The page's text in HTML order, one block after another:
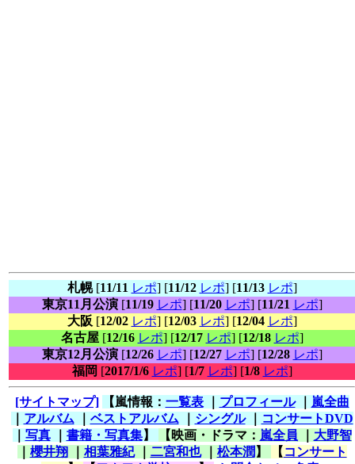
札幌[11/11 レポ] [11/12 レポ] [11/13 レポ]
東京11月公演[11/19 レポ] [11/20 レポ] [11/21 レポ]
大阪 [12/02 レポ] [12/03 レポ] [12/04 レポ]
名古屋[12/16 レポ] [12/17 レポ] [12/18 レポ]
東京12月公演[12/26 レポ] [12/27 レポ] [12/28 レポ]
福岡 [2017/1/6 レポ] [1/7 レポ] [1/8 レポ]
[サイトマップ] 【嵐情報： 一覧表｜ プロフィール｜
嵐全曲
アルバム ベストアルバム シングル｜
コンサートDVD
写真｜ 書籍・写真集】 【映画・ドラマ： 嵐全員
大野智
櫻井翔 相葉雅紀｜ 二宮和也｜ 松本潤 】 【 コンサート